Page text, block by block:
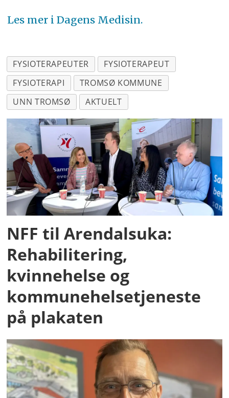
Les mer i Dagens Medisin.
FYSIOTERAPEUTER
FYSIOTERAPEUT
FYSIOTERAPI
TROMSØ KOMMUNE
UNN TROMSØ
AKTUELT
NFF til Arendalsuka:
Rehabilitering,
kvinnehelse og
kommunehelsetjeneste
på plakaten